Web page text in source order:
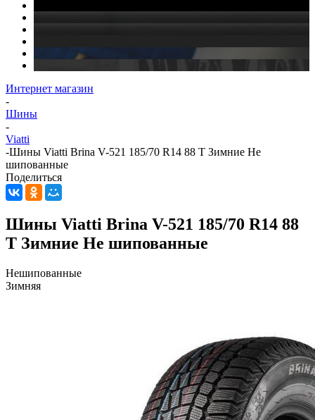
Интернет магазин
-
Шины
-
Viatti
-Шины Viatti Brina V-521 185/70 R14 88 T Зимние Не
шипованные
Поделиться
Шины Viatti Brina V-521 185/70 R14 88
T Зимние Не шипованные
Нешипованные
Зимняя